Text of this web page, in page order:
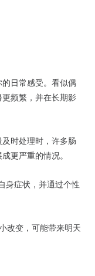
日常感受。看似偶
频繁，并在长期影
时处理时，许多肠
更严重的情况。
身症状，并通过个性
改变，可能带来明天